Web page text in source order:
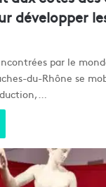
développer
par le
du-Rhône se